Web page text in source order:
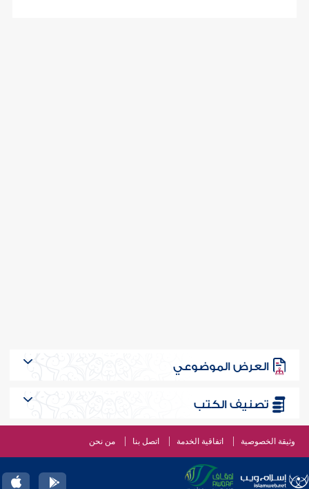
العرض الموضوعي
تصنيف الكتب
وثيقة الخصوصية اتفاقية الخدمة اتصل بنا من نحن